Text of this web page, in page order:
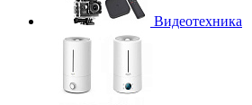
Видеотехника